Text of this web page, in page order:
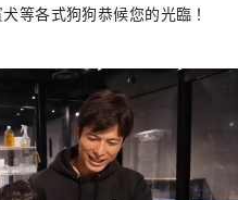
等各式狗狗恭候您的光臨！